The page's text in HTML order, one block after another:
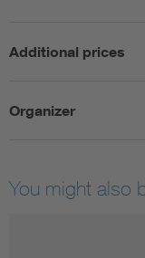
Additional prices
Organizer
You might also